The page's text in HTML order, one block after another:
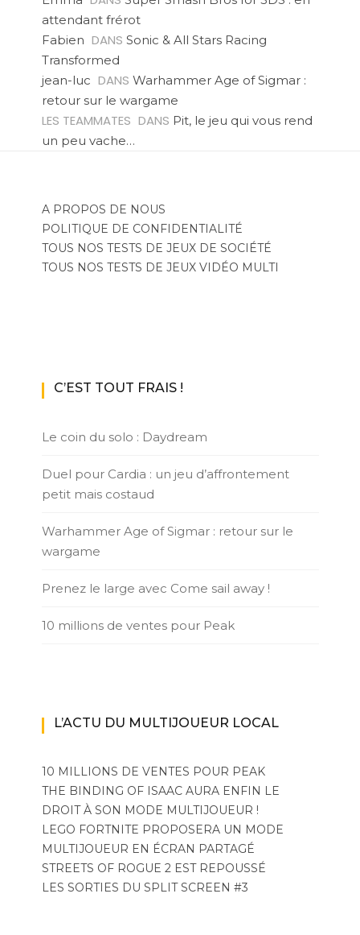
attendant frérot
Fabien DANS Sonic & All Stars Racing
Transformed
jean-luc DANS Warhammer Age of Sigmar :
retour sur le wargame
LES TEAMMATES DANS Pit, le jeu qui vous rend
un peu vache…
A PROPOS DE NOUS
POLITIQUE DE CONFIDENTIALITÉ
TOUS NOS TESTS DE JEUX DE SOCIÉTÉ
TOUS NOS TESTS DE JEUX VIDÉO MULTI
C’EST TOUT FRAIS !
Le coin du solo : Daydream
Duel pour Cardia : un jeu d’affrontement
petit mais costaud
Warhammer Age of Sigmar : retour sur le
wargame
Prenez le large avec Come sail away !
10 millions de ventes pour Peak
L’ACTU DU MULTIJOUEUR LOCAL
10 MILLIONS DE VENTES POUR PEAK
THE BINDING OF ISAAC AURA ENFIN LE
DROIT À SON MODE MULTIJOUEUR !
LEGO FORTNITE PROPOSERA UN MODE
MULTIJOUEUR EN ÉCRAN PARTAGÉ
STREETS OF ROGUE 2 EST REPOUSSÉ
LES SORTIES DU SPLIT SCREEN #3